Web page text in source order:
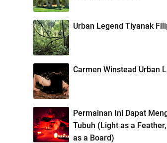
Urban Legend Tiyanak
Carmen Winstead Urban
Permainan Ini Dapat
Tubuh (Light as a
as a Board)